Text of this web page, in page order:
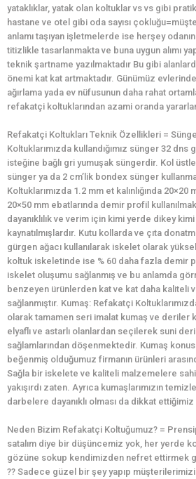
yataklıklar, yatak olan koltuklar vs vs gibi
hastane ve otel gibi oda sayısı
anlamı taşıyan işletmelerde ise herşey
titizlikle tasarlanmakta ve buna uygun alımı
teknik şartname yazılmaktadır Bu gibi
önemi kat kat artmaktadır. Günümüz
ağırlama yada ev nüfusunun daha rahat
refakatçi koltuklarından azami oranda
Refakatçi Koltukları Teknik Özellikleri =
Koltuklarımızda kullandığımız sünger 32
isteğine bağlı gri yumuşak süngerdir. Kol
sünger ya da 2 cm’lik bondex sünger
Koltuklarımızda 1.2 mm et kalınlığında 20×20
20×50 mm ebatlarında demir profil
dayanıklılık ve verim için kimi yerde dikey
kaynatılmışlardır. Kutu kollarda ve çıta
gürgen ağacı kullanılarak iskelet olarak
koltuk iskeletinde ise % 60 daha fazla demir
iskelet oluşumu sağlanmış ve bu anlamda
benzeyen ürünlerden kat ve kat daha kaliteli
sağlanmıştır. Kumaş: Refakatçi
olarak tamamen seri imalat kumaş ve deriler
elyaflı ve astarlı olanlardan seçilerek suni
sağlamlarından döşenmektedir. Kumaş
beğenmiş olduğumuz firmanın ürünleri
Sağla bir iskelete ve kaliteli malzemelere
yakışırdı zaten. Ayrıca kumaşlarımızın
darbelere dayanıklı olması da dikkat
Neden Bizim Refakatçi Koltuğumuz? =
satalım diye bir düşüncemiz yok, her yerde
gözüne sokup kendimizden nefret ettirmek
?? Sadece güzel bir şey yapıp